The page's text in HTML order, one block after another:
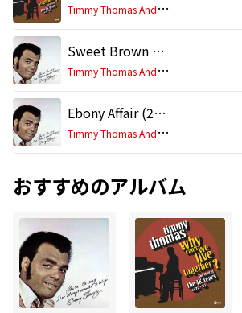
T
immy Thomas And Betty Wright
Sweet Brown Sugar (2004 Remaster)
T
immy Thomas And Betty Wright
Ebony Affair (2004 Remaster)
T
immy Thomas And Betty Wright
おすすめのアルバム